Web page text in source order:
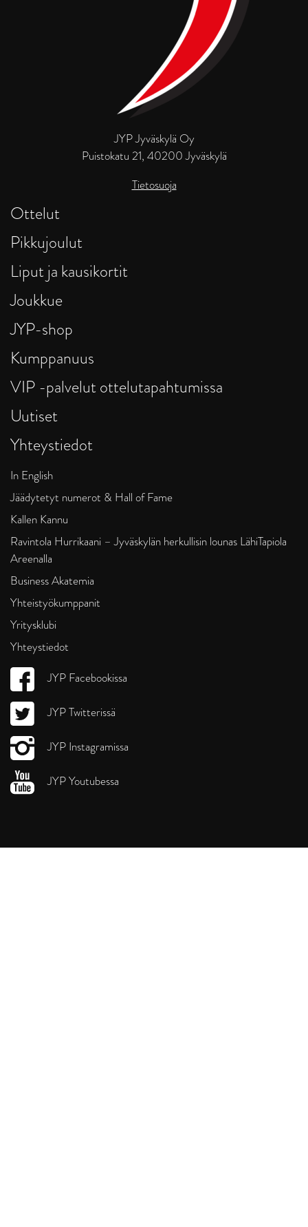
JYP Jyväskylä Oy
Puistokatu 21, 40200 Jyväskylä
Tietosuoja
Ottelut
Pikkujoulut
Liput ja kausikortit
Joukkue
JYP-shop
Kumppanuus
VIP -palvelut ottelutapahtumissa
Uutiset
Yhteystiedot
In English
Jäädytetyt numerot & Hall of Fame
Kallen Kannu
Ravintola Hurrikaani – Jyväskylän herkullisin lounas LähiTapiola
Areenalla
Business Akatemia
Yhteistyökumppanit
Yritysklubi
Yhteystiedot
JYP Facebookissa
JYP Twitterissä
JYP Instagramissa
JYP Youtubessa